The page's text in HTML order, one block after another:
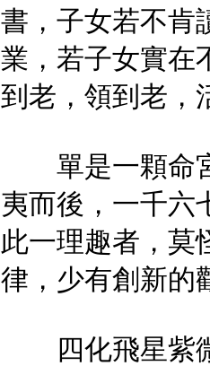
書，子女若不肯
業，若子女實在
到老，領到老，
單是一顆命宮
夷而後，一千六
此一理趣者，莫
律，少有創新的
四化飛星紫微